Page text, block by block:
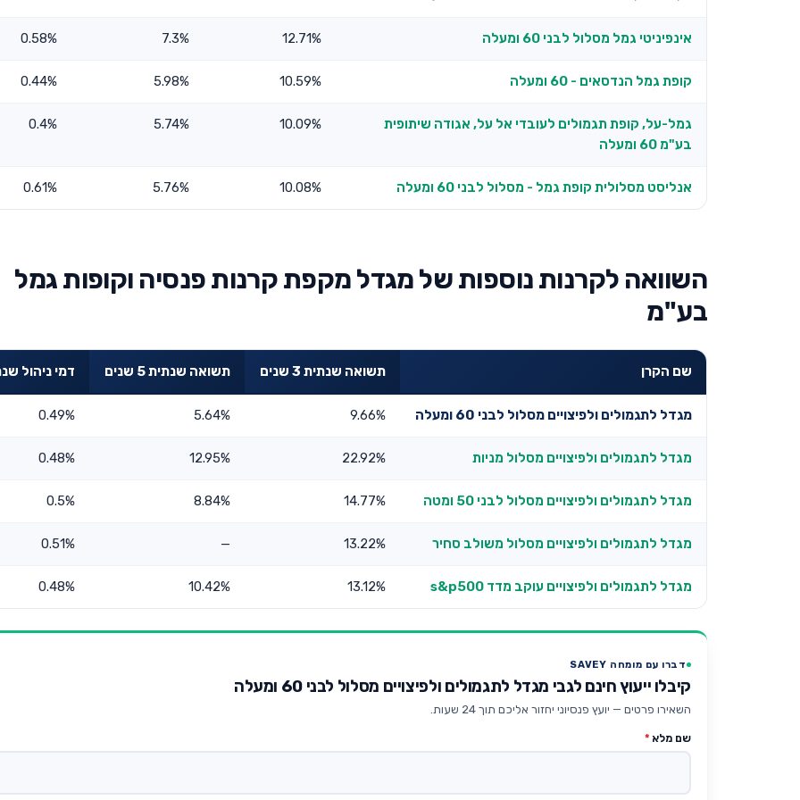
אינפיניטי גמל מסלול לבני 60 ומעלה 12.71%
7.3%
0.58%
קופת גמל הנדסאים - 60 ומעלה 10.59%
5.98%
0.44%
גמל-על, קופת תגמולים לעובדי אל על, אגודה שיתופית
בע"מ 60 ומעלה
10.09%
5.74%
0.4%
אנליסט מסלולית קופת גמל - מסלול לבני 60 ומעלה 10.08%
5.76%
0.61%
השוואה לקרנות נוספות של מגדל מקפת קרנות פנסיה וקופות גמל
בע"מ
שם הקרן תשואה שנתית 3 שנים תשואה שנתית 5 שנים דמי ניהול
מגדל לתגמולים ולפיצויים מסלול לבני 60 ומעלה 9.66%
5.64%
0.49%
מגדל לתגמולים ולפיצויים מסלול מניות 22.92%
12.95%
0.48%
מגדל לתגמולים ולפיצויים מסלול לבני 50 ומטה 14.77%
8.84%
0.5%
מגדל לתגמולים ולפיצויים מסלול משולב סחיר 13.22%
—
0.51%
מגדל לתגמולים ולפיצויים עוקב מדד s&p500 13.12%
10.42%
0.48%
דברו עם מומחה SAVEY
קיבלו ייעוץ חינם לגבי מגדל לתגמולים ולפיצויים מסלול לבני 60 ומעלה
השאירו פרטים — יועץ פנסיוני יחזור אליכם תוך 24 שעות.
שם מלא *